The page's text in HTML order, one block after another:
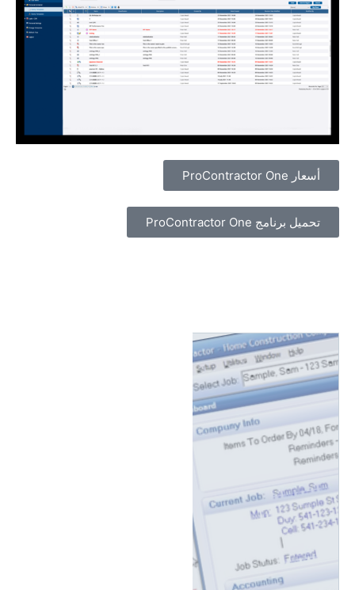
أسعار ProContractor One
تحميل برنامج ProContractor One